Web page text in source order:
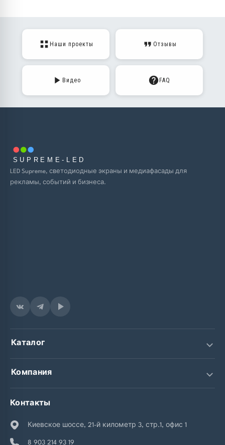
Наши проекты Отзывы
Видео FAQ
SUPREME-LED
LED Supreme, светодиодные экраны и медиафасады для
рекламы, событий и бизнеса.
Каталог
Светодиодные экраны
Интерьерные экраны
Уличные экраны
Медиафасады
Компания
Наши проекты
Контакты
Киевское шоссе, 21-й километр 3, стр.1, офис 1
8 903 214 93 19